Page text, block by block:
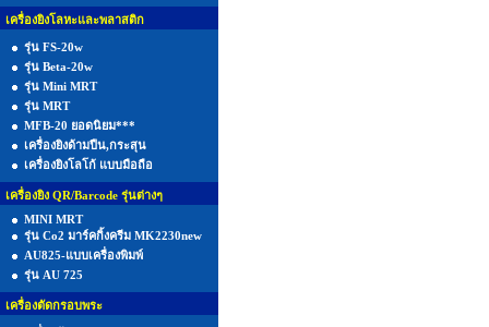
เครื่องยิงโลหะและพลาสติก
รุ่น FS-20w
รุ่น Beta-20w
รุ่น Mini MRT
รุ่น MRT
MFB-20 ยอดนิยม***
เครื่องยิงด้ามปืน,กระสุน
เครื่องยิงโลโก้ แบบมือถือ
เครื่องยิง QR/Barcode รุ่นต่างๆ
MINI MRT
รุ่น Co2 มาร์คกิ้งครีม MK2230new
AU825-แบบเครื่องพิมพ์
รุ่น AU 725
เครื่องตัดกรอบพระ